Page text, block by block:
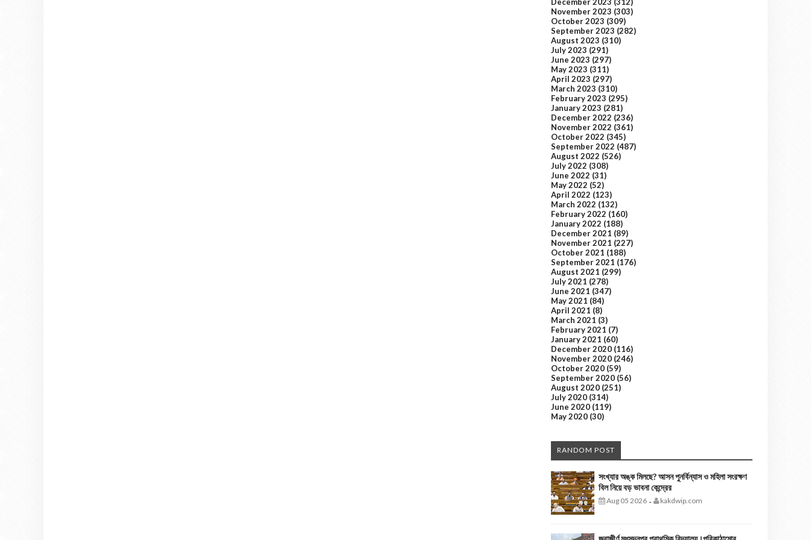
November 2023 (303)
October 2023 (309)
September 2023 (282)
August 2023 (310)
July 2023 (291)
June 2023 (297)
May 2023 (311)
April 2023 (297)
March 2023 (310)
February 2023 (295)
January 2023 (281)
December 2022 (236)
November 2022 (361)
October 2022 (345)
September 2022 (487)
August 2022 (526)
July 2022 (308)
June 2022 (31)
May 2022 (52)
April 2022 (123)
March 2022 (132)
February 2022 (160)
January 2022 (188)
December 2021 (89)
November 2021 (227)
October 2021 (188)
September 2021 (176)
August 2021 (299)
July 2021 (278)
June 2021 (347)
May 2021 (84)
April 2021 (8)
March 2021 (3)
February 2021 (7)
January 2021 (60)
December 2020 (116)
November 2020 (246)
October 2020 (59)
September 2020 (56)
August 2020 (251)
July 2020 (314)
June 2020 (119)
May 2020 (30)
RANDOM POST
সংখ্যার অঙ্ক মিলছে? আসন পুনর্বিন্যাস ও মহিলা সংরক্ষণ
বিল নিয়ে বড় ভাবনা কেন্দ্রের
Aug 05 2026 - kakdwip.com